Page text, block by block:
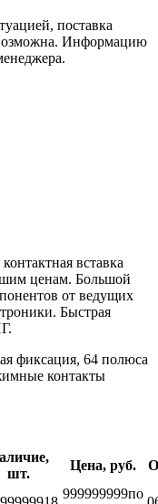
поставка
Информацию
вставка
ценам. Большой
от ведущих
Быстрая
фиксация, 64 полюса
контакты
шт.
Цена, руб.
999999999по